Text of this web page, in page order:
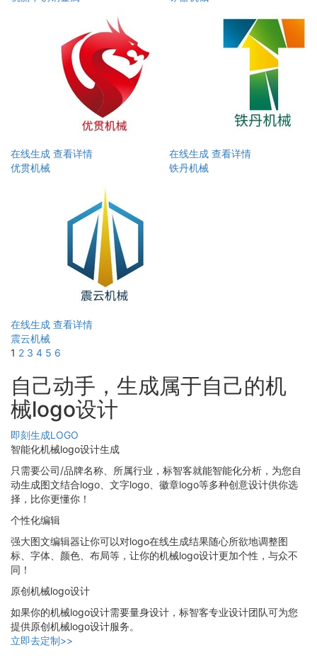
在线生成 查看详情
优贯机械
在线生成 查看详情
铁丹机械
在线生成 查看详情
震云机械
1 2 3 4 5 6
自己动手，生成属于自己的机
械logo设计
即刻生成LOGO
智能化机械logo设计生成
只需要公司/品牌名称、所属行业，标智客就能智能化分析，为您自
动生成图文结合logo、文字logo、徽章logo等多种创意设计供你选
择，比你更懂你！
个性化编辑
强大图文编辑器让你可以对logo在线生成结果随心所欲地调整图
标、字体、颜色、布局等，让你的机械logo设计更加个性，与众不
同！
原创机械logo设计
如果你的机械logo设计需要量身设计，标智客专业设计团队可为您
提供原创机械logo设计服务。
立即去定制>>